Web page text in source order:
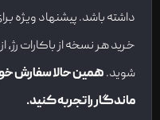
داشته باشد. پیشنهاد ویژه
خرید هر نسخه از باکارات رژ،
شوید.همین حالا سفارش خود
ماندگار را تجربه کنید.